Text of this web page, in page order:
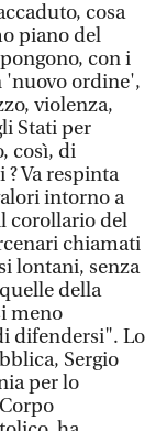
cosa
piano del
con i
'nuovo ordine',
violenza,
Stati per
così, di
Va respinta
intorno a
corollario del
chiamati
lontani, senza
della
meno
difendersi". Lo
Sergio
per lo